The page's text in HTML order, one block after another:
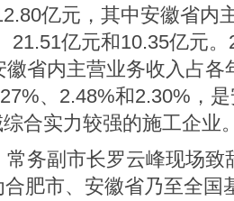
亿元，其中安徽省内
21.51亿元和10.35亿元
徽省内主营业务收入占
、2.48%和2.30%，
合实力较强的施工企业
常务副市长罗云峰现场
肥市、安徽省乃至全国